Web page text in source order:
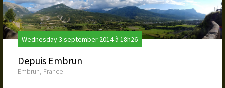
Wednesday 3 september 2014 à 18h26
Depuis Embrun
Embrun, France